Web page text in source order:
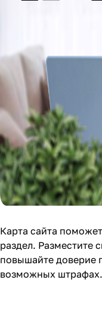
Карта сайта
раздел. Разместите
повышайте доверие
возможных штрафах.